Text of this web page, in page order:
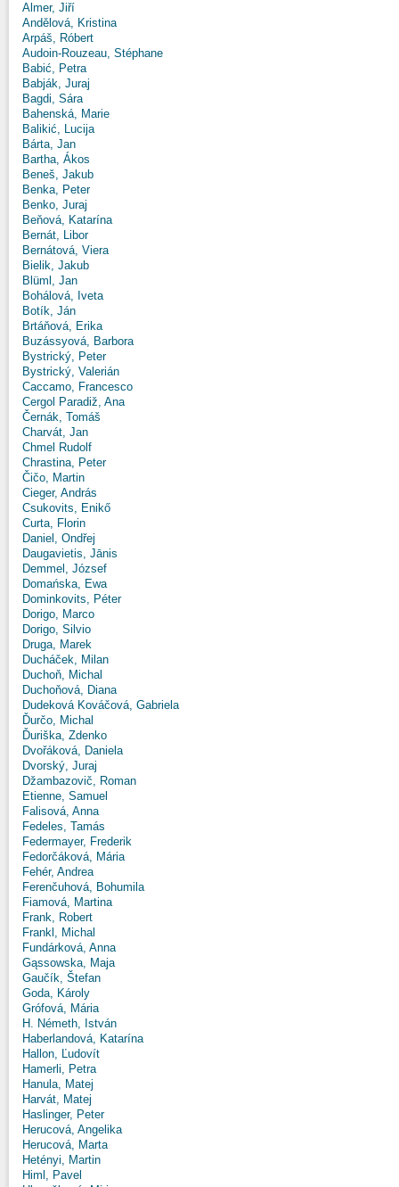
Almer, Jiří
Andělová, Kristina
Arpáš, Róbert
Audoin-Rouzeau, Stéphane
Babić, Petra
Babják, Juraj
Bagdi, Sára
Bahenská, Marie
Balikić, Lucija
Bárta, Jan
Bartha, Ákos
Beneš, Jakub
Benka, Peter
Benko, Juraj
Beňová, Katarína
Bernát, Libor
Bernátová, Viera
Bielik, Jakub
Blüml, Jan
Bohálová, Iveta
Botík, Ján
Brtáňová, Erika
Buzássyová, Barbora
Bystrický, Peter
Bystrický, Valerián
Caccamo, Francesco
Cergol Paradiž, Ana
Černák, Tomáš
Charvát, Jan
Chmel Rudolf
Chrastina, Peter
Čičo, Martin
Cieger, András
Csukovits, Enikő
Curta, Florin
Daniel, Ondřej
Daugavietis, Jānis
Demmel, József
Domańska, Ewa
Dominkovits, Péter
Dorigo, Marco
Dorigo, Silvio
Druga, Marek
Ducháček, Milan
Duchoň, Michal
Duchoňová, Diana
Dudeková Kováčová, Gabriela
Ďurčo, Michal
Ďuriška, Zdenko
Dvořáková, Daniela
Dvorský, Juraj
Džambazovič, Roman
Etienne, Samuel
Falisová, Anna
Fedeles, Tamás
Federmayer, Frederik
Fedorčáková, Mária
Fehér, Andrea
Ferenčuhová, Bohumila
Fiamová, Martina
Frank, Robert
Frankl, Michal
Fundárková, Anna
Gąssowska, Maja
Gaučík, Štefan
Goda, Károly
Grófová, Mária
H. Németh, István
Haberlandová, Katarína
Hallon, Ľudovít
Hamerli, Petra
Hanula, Matej
Harvát, Matej
Haslinger, Peter
Herucová, Angelika
Herucová, Marta
Hetényi, Martin
Himl, Pavel